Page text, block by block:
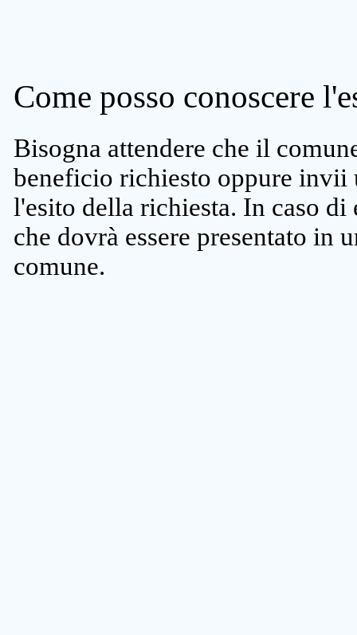
Come posso conoscere
Bisogna attendere che il
beneficio richiesto oppure invii
l'esito della richiesta. In caso
che dovrà essere presentato in
comune.